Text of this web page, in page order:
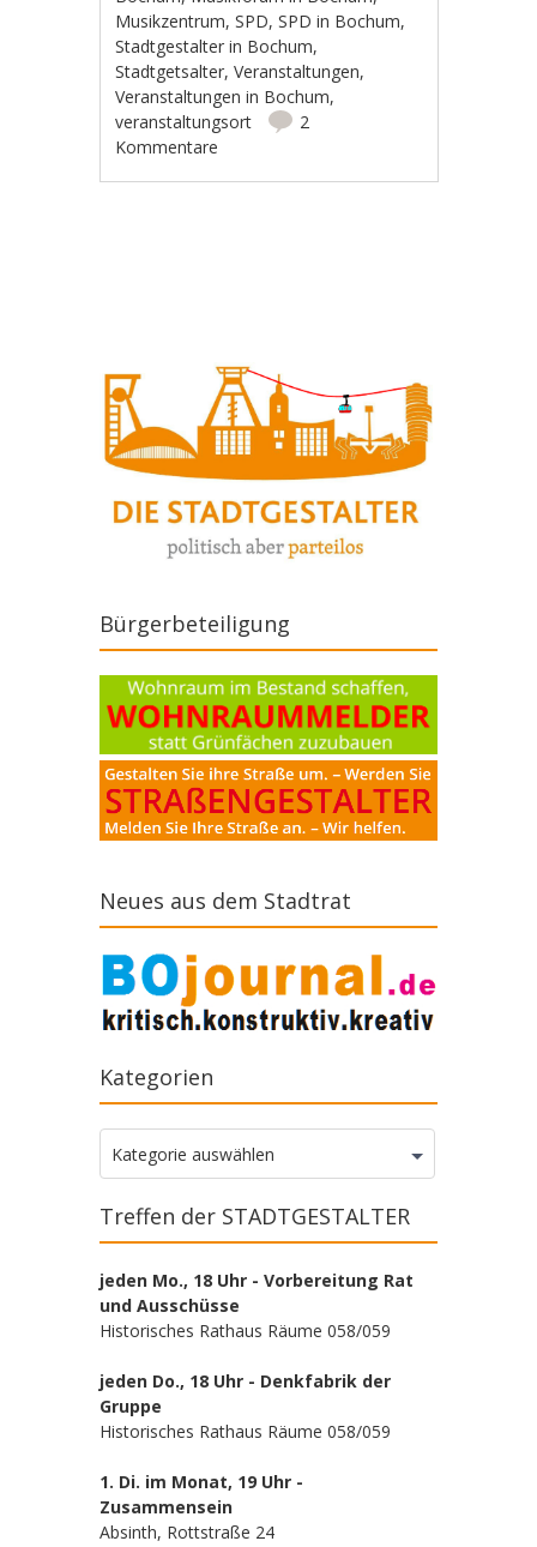
Musikzentrum,SPD,SPD in Bochum,
Stadtgestalter in Bochum,
Stadtgetsalter,Veranstaltungen,
Veranstaltungen in Bochum,
veranstaltungsort
2
Kommentare
Bürgerbeteiligung
Neues aus dem Stadtrat
Kategorien
Kategorien
Kategorie auswählen
Treffen der STADTGESTALTER
jeden Mo., 18 Uhr - Vorbereitung Rat
und Ausschüsse
Historisches Rathaus Räume 058/059
jeden Do., 18 Uhr - Denkfabrik der
Gruppe
Historisches Rathaus Räume 058/059
1. Di. im Monat, 19 Uhr -
Zusammensein
Absinth, Rottstraße 24